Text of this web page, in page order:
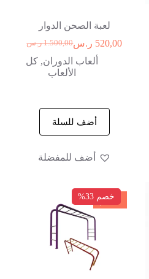
لعبة الصحن الدوار
1.500,00 ر.س 520,00 ر.س
ألعاب الدوران, كل
الألعاب
أضف للسلة
أضف للمفضلة
خصم
خصم 33%